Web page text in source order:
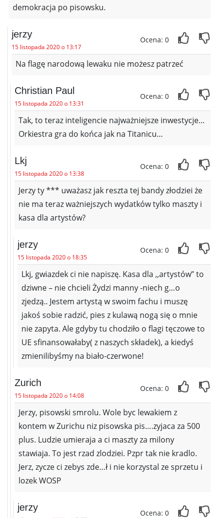
demokracja po pisowsku.
jerzy
15 listopada 2020 o 13:17
Ocena: 0
Na flagę narodową lewaku nie możesz patrzeć
Christian Paul
15 listopada 2020 o 13:31
Ocena: 0
Tak, to teraz inteligencie najważniejsze inwestycje…
Orkiestra gra do końca jak na Titanicu…
Lkj
15 listopada 2020 o 13:38
Ocena: 0
Jerzy ty *** uważasz jak reszta tej bandy złodziei że
nie ma teraz ważniejszych wydatków tylko maszty i
kasa dla artystów?
jerzy
15 listopada 2020 o 18:35
Ocena: 0
Lkj, gwiazdek ci nie napiszę. Kasa dla ,,artystów” to
dziwne – nie chcieli Żydzi manny -niech g…o
zjedzą.. Jestem artystą w swoim fachu i muszę
jakoś sobie radzić, pies z kulawą nogą się o mnie
nie zapyta. Ale gdyby tu chodziło o flagi tęczowe to
UE sfinansowałaby( z naszych składek), a kiedyś
zmienilibyśmy na biało-czerwone!
Zurich
15 listopada 2020 o 14:08
Ocena: 0
Jerzy, pisowski smrolu. Wole byc lewakiem z
kontem w Zurichu niz pisowska pis….zyjaca za 500
plus. Ludzie umieraja a ci maszty za milony
stawiaja. To jest rzad zlodziei. Pzpr tak nie kradlo.
Jerz, zycze ci zebys zde…ł i nie korzystal ze sprzetu i
lozek WOSP
jerzy
Ocena: 0